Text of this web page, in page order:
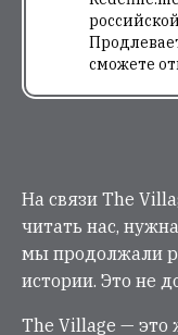
сможете
На связи The
читать нас,
мы продолжали
истории. Это не
The Village — это